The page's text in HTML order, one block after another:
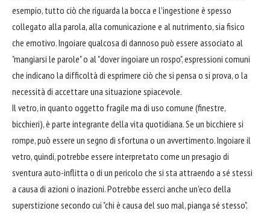
esempio, tutto ciò che riguarda la bocca e l'ingestione è spesso
collegato alla parola, alla comunicazione e al nutrimento, sia fisico
che emotivo. Ingoiare qualcosa di dannoso può essere associato al
"mangiarsi le parole" o al "dover ingoiare un rospo", espressioni comuni
che indicano la difficoltà di esprimere ciò che si pensa o si prova, o la
necessità di accettare una situazione spiacevole.
Il vetro, in quanto oggetto fragile ma di uso comune (finestre,
bicchieri), è parte integrante della vita quotidiana. Se un bicchiere si
rompe, può essere un segno di sfortuna o un avvertimento. Ingoiare il
vetro, quindi, potrebbe essere interpretato come un presagio di
sventura auto-inflitta o di un pericolo che si sta attraendo a sé stessi
a causa di azioni o inazioni. Potrebbe esserci anche un'eco della
superstizione secondo cui "chi è causa del suo mal, pianga sé stesso",